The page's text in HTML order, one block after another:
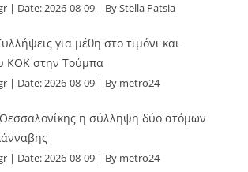
Date: 2026-08-09 By Stella Patsia
για μέθη στο τιμόνι και
ΚΟΚ στην Τούμπα
Date: 2026-08-09 By metro24
Θεσσαλονίκης η σύλληψη δύο ατόμων
Date: 2026-08-09 By metro24